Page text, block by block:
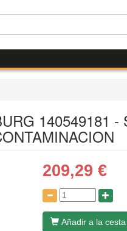
140549181 -
209,29 €
Añadir a la cesta